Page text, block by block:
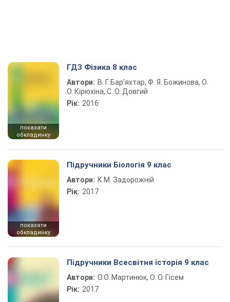
показати
обкладинку
ГДЗ Фізика 8 клас
Автори: В. Г. Бар’яхтар, Ф. Я. Божинова, О.
О. Кірюхіна, С. О. Довгий
Рік: 2016
показати
обкладинку
Підручники Біологія 9 клас
Автори: К.М. Задорожній
Рік: 2017
Підручники Всесвітня історія 9 клас
Автори: О.О. Мартинюк, О. О. Гісем
Рік: 2017